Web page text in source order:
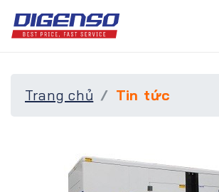
Trang chủ Tin tức